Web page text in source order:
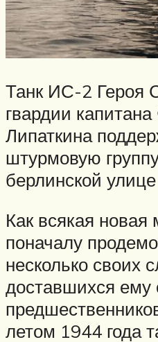
Танк ИС-2 Героя
гвардии
Липаткина
штурмовую
берлинской улице
Как всякая
поначалу
несколько своих
доставшихся ему
летом 1944 года